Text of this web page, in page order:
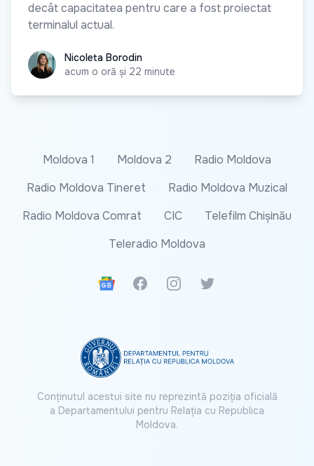
decât capacitatea pentru care a fost proiectat
terminalul actual.
Nicoleta Borodin
Nicoleta Borodin
acum o oră și 22 minute
Moldova 1 Moldova 2
Radio Moldova
Radio Moldova Tineret
Radio Moldova Muzical
Radio Moldova Comrat
CIC
Telefilm Chișinău
Teleradio Moldova
Google News
FacebookInstagramTwitter
Conținutul acestui site nu reprezintă poziția oficială
a Departamentului pentru Relația cu Republica
Moldova.